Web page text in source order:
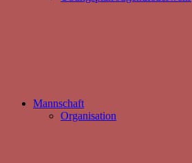
Mannschaft
Organisation